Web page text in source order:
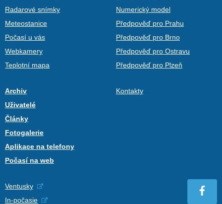
Radarové snímky
Meteostanice
Počasí u vás
Webkamery
Teplotní mapa
Numerický model
Předpověď pro Prahu
Předpověď pro Brno
Předpověď pro Ostravu
Předpověď pro Plzeň
Archiv
Uživatelé
Články
Fotogalerie
Aplikace na telefony
Počasí na web
Kontakty
Ventusky
In-počasie